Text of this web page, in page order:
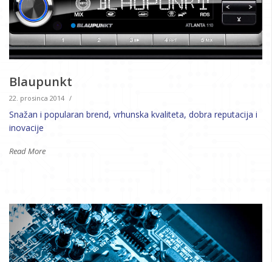
Blaupunkt
22. prosinca 2014 /
Snažan i popularan brend, vrhunska kvaliteta, dobra reputacija i
inovacije
Read More